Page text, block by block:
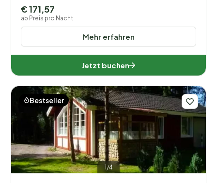
Mehr erfahren
€ 171,57
ab Preis pro Nacht
Jetzt buchen
1/4
Bestseller